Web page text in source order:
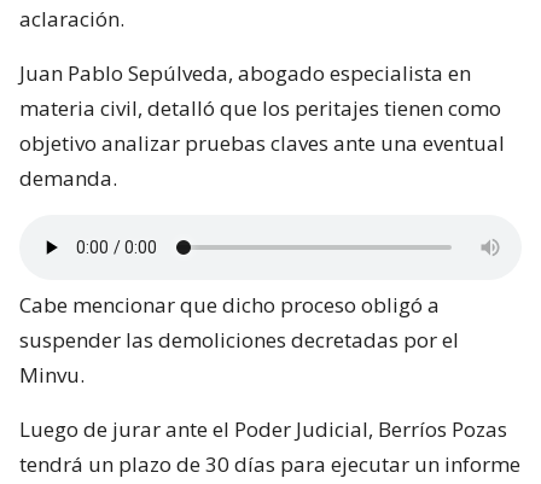
aclaración.
Juan Pablo Sepúlveda, abogado especialista en
materia civil, detalló que los peritajes tienen como
objetivo analizar pruebas claves ante una eventual
demanda.
Cabe mencionar que dicho proceso obligó a
suspender las demoliciones decretadas por el
Minvu.
Luego de jurar ante el Poder Judicial, Berríos Pozas
tendrá un plazo de 30 días para ejecutar un informe